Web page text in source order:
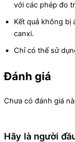
với các phép đo
Kết quả không bị
canxi.
Chỉ có thể sử
Đánh giá
Chưa có đánh giá
Hãy là người